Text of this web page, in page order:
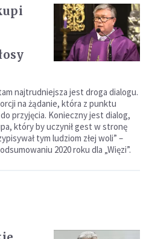
najtrudniejsza jest droga dialogu.
na żądanie, która z punktu
przyjęcia. Konieczny jest dialog,
który by uczynił gest w stronę
tym ludziom złej woli” –
2020 roku dla „Więzi”.